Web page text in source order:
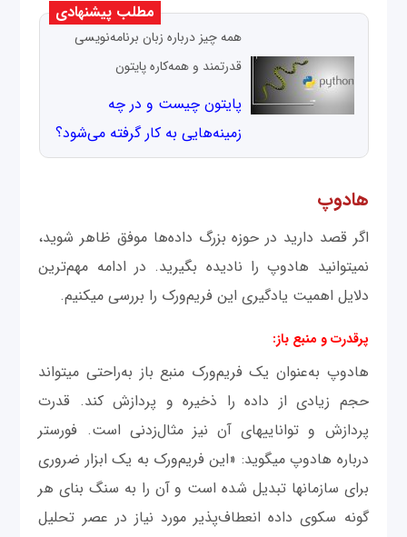
مطلب پیشنهادی
همه چیز درباره زبان برنامه‌نویسی
قدرتمند و همه‌کاره پایتون
پایتون چیست و در چه
زمینه‌هایی به کار گرفته می‌شود؟
هادوپ
اگر قصد دارید در حوزه بزرگ داده‌ها موفق ظاهر شوید،
نمی‎توانید هادوپ را نادیده بگیرید. در ادامه مهم‌ترین
دلایل اهمیت یادگیری این فریم‌ورک را بررسی می‎کنیم.
پرقدرت و منبع باز:
هادوپ به‌عنوان یک فریم‌ورک منبع باز به‌راحتی می‎تواند
حجم زیادی از داده را ذخیره و پردازش کند. قدرت
پردازش و توانایی‎های آن نیز مثال‌زدنی است. فورستر
درباره هادوپ می‎گوید: «این فریم‌ورک به یک ابزار ضروری
برای سازمان‎ها تبدیل شده است و آن را به سنگ بنای هر
گونه سکوی داده انعطاف‌پذیر مورد نیاز در عصر تحلیل